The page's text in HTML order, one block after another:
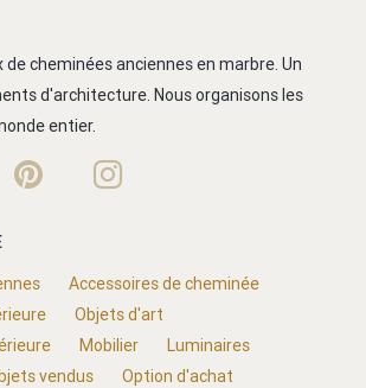
de cheminées anciennes en marbre. Un
d'architecture. Nous organisons les
entier.
Accessoires de cheminée
Objets d'art
Mobilier
Luminaires
vendus Option d'achat